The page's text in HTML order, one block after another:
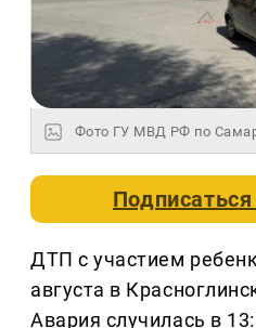
Фото ГУ МВД РФ по
ДТП с участием
августа в
Авария случилась в